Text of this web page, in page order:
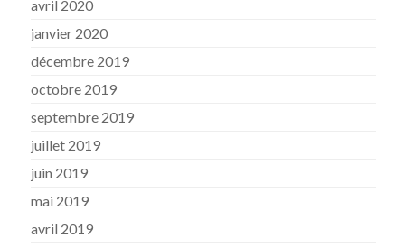
avril 2020
janvier 2020
décembre 2019
octobre 2019
septembre 2019
juillet 2019
juin 2019
mai 2019
avril 2019